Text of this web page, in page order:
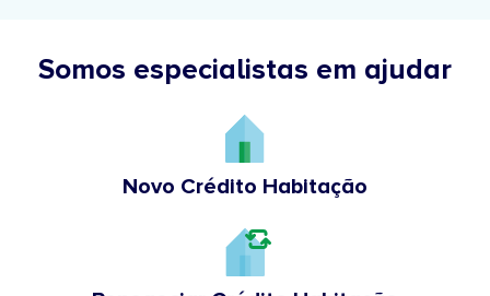
Somos especialistas em ajudar
Novo Crédito Habitação